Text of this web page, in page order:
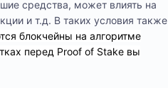
средства, может влиять на
и т.д. В таких условия также
блокчейны на алгоритме
перед Proof of Stake вы